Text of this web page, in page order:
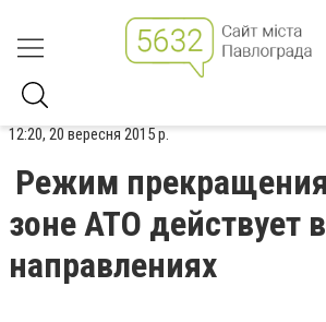
12:20, 20 вересня 2015 р.
Режим
зоне АТО действует
направлениях